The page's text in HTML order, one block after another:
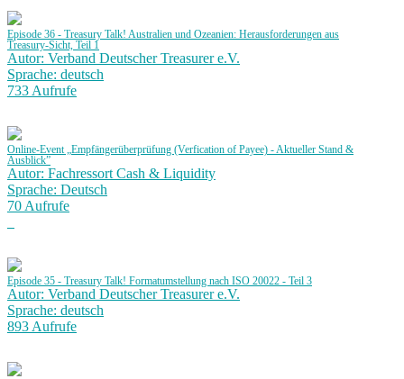
Episode 36 - Treasury Talk! Australien und Ozeanien: Herausforderungen aus
Treasury-Sicht, Teil 1
Autor: Verband Deutscher Treasurer e.V.
Sprache: deutsch
733 Aufrufe
Online-Event „Empfängerüberprüfung (Verfication of Payee) - Aktueller Stand &
Ausblick”
Autor: Fachressort Cash & Liquidity
Sprache: Deutsch
70 Aufrufe
Episode 35 - Treasury Talk! Formatumstellung nach ISO 20022 - Teil 3
Autor: Verband Deutscher Treasurer e.V.
Sprache: deutsch
893 Aufrufe